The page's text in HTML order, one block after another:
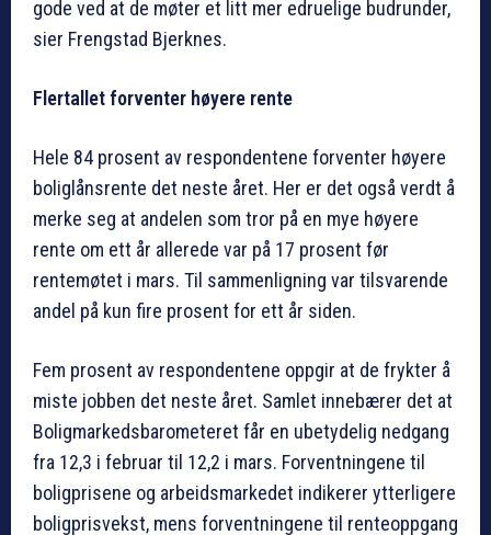
gode ved at de møter et litt mer edruelige budrunder,
sier Frengstad Bjerknes.
Flertallet forventer høyere rente
Hele 84 prosent av respondentene forventer høyere
boliglånsrente det neste året. Her er det også verdt å
merke seg at andelen som tror på en mye høyere
rente om ett år allerede var på 17 prosent før
rentemøtet i mars. Til sammenligning var tilsvarende
andel på kun fire prosent for ett år siden.
Fem prosent av respondentene oppgir at de frykter å
miste jobben det neste året. Samlet innebærer det at
Boligmarkedsbarometeret får en ubetydelig nedgang
fra 12,3 i februar til 12,2 i mars. Forventningene til
boligprisene og arbeidsmarkedet indikerer ytterligere
boligprisvekst, mens forventningene til renteoppgang